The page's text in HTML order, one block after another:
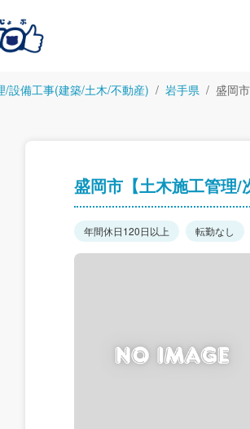
/設備工事(建築/土木/不動産) 岩手県 盛岡
盛岡市【土木施工管理/
年間休日120日以上 転勤なし